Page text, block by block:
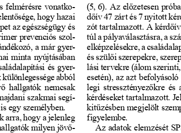
felmérésre  vonatko-
ősége, hogy hazai
az egészségügy és
prevenciós szol-
a már gyer-
minta  nyújtásában
és  gyer-
abból
ő
  hallgatók  nemcsak
szakmai segí-
egy személyben.
arra, hogy a jelenleg
milyen jövő-
(5, 6).  Az  előzetesen
dőív 47 zárt és 7 nyitott
zót tartalmazott. A kérdő
túl a pályaválasztásra, a
elképzelésekre, a
és szülői szerepekre,
lási tervekre (álom
esetén), az azt befolyásoló
legi  stressztényezőkre  és
kérdéseket tartalmazott.
kitűzésben megjelölt
figyelembe.
Az adatok elemzését